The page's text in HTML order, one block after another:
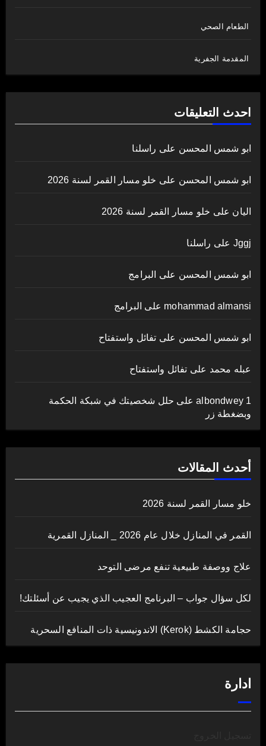
الطعام الصحي
المقدمة الجفرية
احدث التعليقات
ابو شمس المحسن على راسلنا
ابو شمس المحسن على خلو مسار القمر لسنة 2026
اليان على خلو مسار القمر لسنة 2026
Jggj على راسلنا
ابو شمس المحسن على البرامج
mohammad almansi على البرامج
ابو شمس المحسن على تفائل واستفتاح
عبله محمد على تفائل واستفتاح
albondwey 1على حلل شخصيتك في شبكة الحكمة
وبضغطة زر
أحدث المقالات
خلو مسار القمر لسنة 2026
القمر في المنازل خلال عام 2026 _ المنازل القمرية
علاج ووصفة طبيعية تنفع مرضى التوحد
لكل سؤال جواب – البرنامج العجيب الذي يجيب عن أسئلتك!
حجامة الكشط (Kerok) الاندونيسية ذات المنافع السحرية
ادارة